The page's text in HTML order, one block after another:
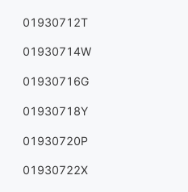
01930712T
01930714W
01930716G
01930718Y
01930720P
01930722X